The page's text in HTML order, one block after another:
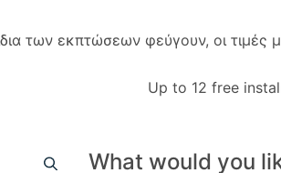
των εκπτώσεων φεύγουν, οι τιμές
Up to 12 free